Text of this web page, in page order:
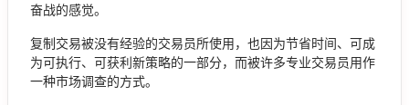
奋战的感觉。
复制交易被没有经验的交易员所使用，也因为节省时间、可成
为可执行、可获利新策略的一部分，而被许多专业交易员用作
一种市场调查的方式。